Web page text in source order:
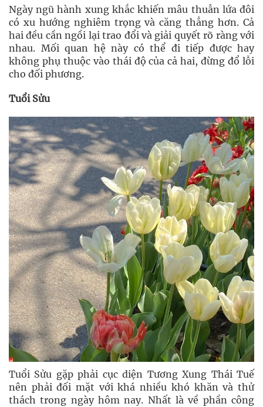
Ngày ngũ hành xung khắc khiến mâu thuẫn lứa đôi
có xu hướng nghiêm trọng và căng thẳng hơn. Cả
hai đều cần ngồi lại trao đổi và giải quyết rõ ràng với
nhau. Mối quan hệ này có thể đi tiếp được hay
không phụ thuộc vào thái độ của cả hai, đừng đổ lỗi
cho đối phương.
Tuổi Sửu
Tuổi Sửu gặp phải cục diện Tương Xung Thái Tuế
nên phải đối mặt với khá nhiều khó khăn và thử
thách trong ngày hôm nay. Nhất là về phần công